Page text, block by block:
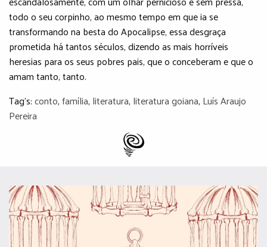
Tag's:conto,família, literatura, literatura goiana, Luís Araujo
Pereira